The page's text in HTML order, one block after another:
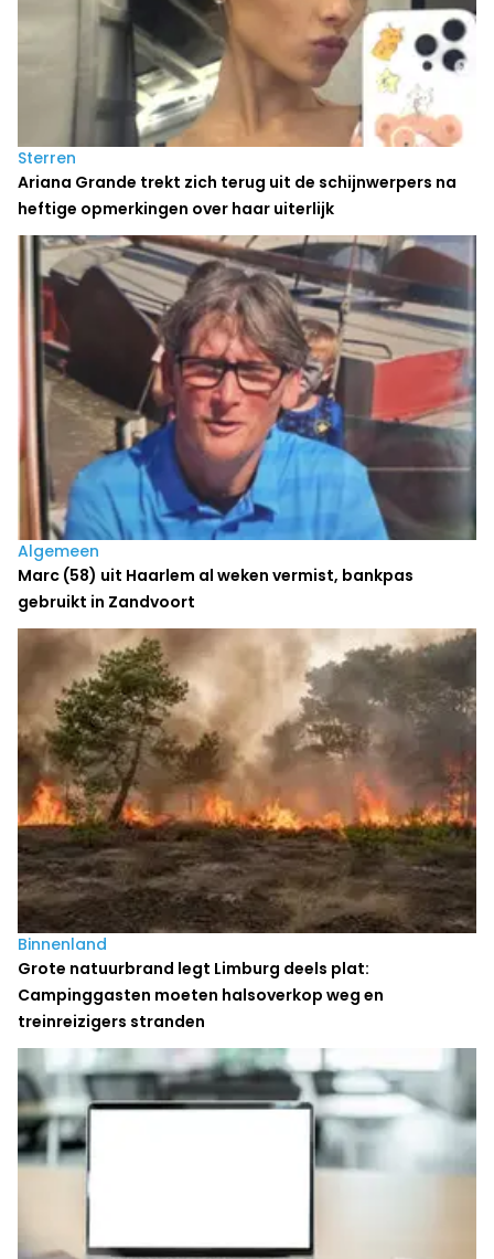
Sterren
Ariana Grande trekt zich terug uit de schijnwerpers na
heftige opmerkingen over haar uiterlijk
Algemeen
Marc (58) uit Haarlem al weken vermist, bankpas
gebruikt in Zandvoort
Binnenland
Grote natuurbrand legt Limburg deels plat:
Campinggasten moeten halsoverkop weg en
treinreizigers stranden